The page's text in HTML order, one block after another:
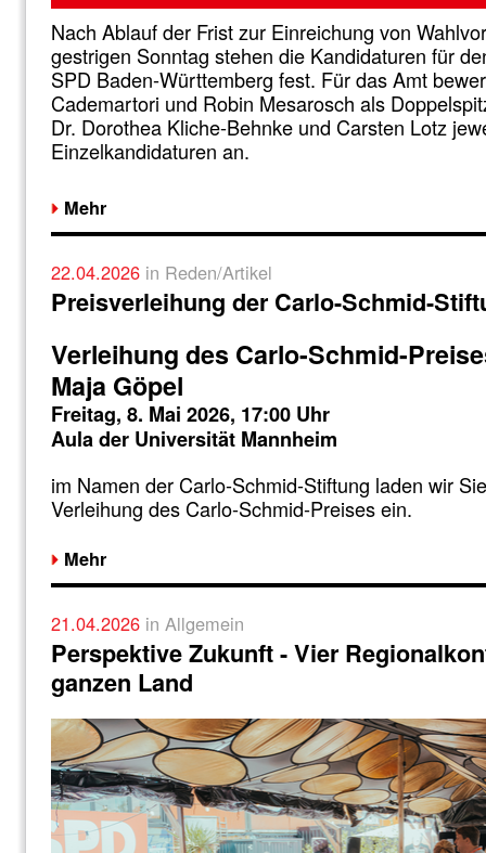
Nach Ablauf der Frist zur Einreichung von
gestrigen Sonntag stehen die Kandidaturen für
SPD Baden-Württemberg fest. Für das Amt
Cademartori und Robin Mesarosch als
Dr. Dorothea Kliche-Behnke und Carsten Lotz
Einzelkandidaturen an.
Mehr
22.04.2026 in Reden/Artikel
Preisverleihung der Carlo-Schmid-
Verleihung des Carlo-Schmid-
Maja Göpel
Freitag, 8. Mai 2026, 17:00 Uhr
Aula der Universität Mannheim
im Namen der Carlo-Schmid-Stiftung laden wir
Verleihung des Carlo-Schmid-Preises ein.
Mehr
21.04.2026 in Allgemein
Perspektive Zukunft - Vier
ganzen Land